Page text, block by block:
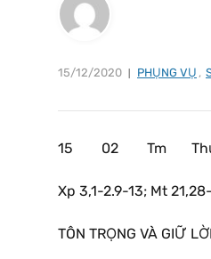
15/12/2020 PHỤNG VỤ ,
15 02 Tm Thứ
Xp 3,1-2.9-13; Mt
TÔN TRỌNG VÀ GIỮ